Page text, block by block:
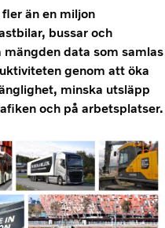
än en miljon
bussar och
data som samlas
genom att öka
minska utsläpp
och på arbetsplatser.